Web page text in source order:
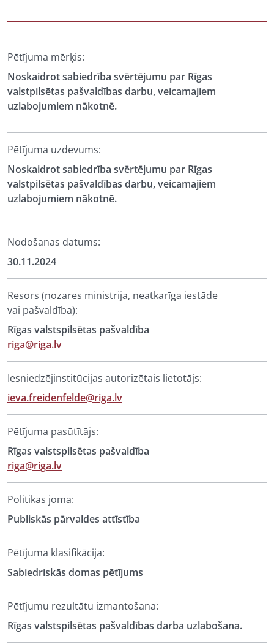
Pētījuma mērķis:
Noskaidrot sabiedrība svērtējumu par Rīgas
valstpilsētas pašvaldības darbu, veicamajiem
uzlabojumiem nākotnē.
Pētījuma uzdevums:
Noskaidrot sabiedrība svērtējumu par Rīgas
valstpilsētas pašvaldības darbu, veicamajiem
uzlabojumiem nākotnē.
Nodošanas datums:
30.11.2024
Resors (nozares ministrija, neatkarīga iestāde
vai pašvaldība):
Rīgas valstspilsētas pašvaldība
riga@riga.lv
Iesniedzējinstitūcijas autorizētais lietotājs:
ieva.freidenfelde@riga.lv
Pētījuma pasūtītājs:
Rīgas valstspilsētas pašvaldība
riga@riga.lv
Politikas joma:
Publiskās pārvaldes attīstība
Pētījuma klasifikācija:
Sabiedriskās domas pētījums
Pētījumu rezultātu izmantošana:
Rīgas valstspilsētas pašvaldības darba uzlabošana.